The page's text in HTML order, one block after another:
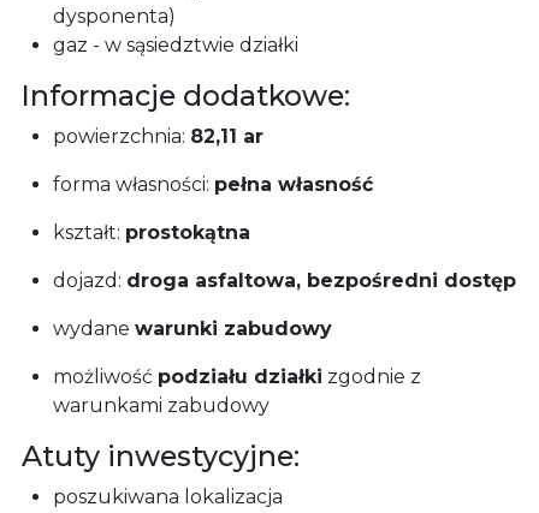
dysponenta)
gaz - w sąsiedztwie działki
Informacje dodatkowe:
powierzchnia: 82,11 ar
forma własności: pełna własność
kształt: prostokątna
dojazd: droga asfaltowa, bezpośredni dostęp
wydane warunki zabudowy
możliwość podziału działki zgodnie z
warunkami zabudowy
Atuty inwestycyjne:
poszukiwana lokalizacja